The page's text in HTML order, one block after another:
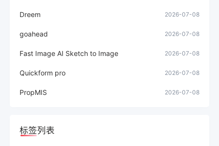
Dreem 2026-07-08
goahead 2026-07-08
Fast Image AI Sketch to Image 2026-07-08
Quickform pro 2026-07-08
PropMIS 2026-07-08
标签列表